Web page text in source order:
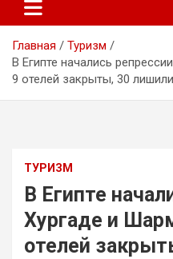
Главная
Туризм
В Египте начались
9 отелей закрыты, 30
ТУРИЗМ
В Египте
Хургаде и
отелей